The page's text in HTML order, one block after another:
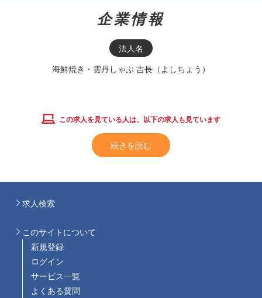
企業情報
法人名
海鮮焼き・雲丹しゃぶ 吉長（よしちょう）
この求人を見ている人は、以下の求人も見ています
続きを読む
求人検索
このサイトについて
新規登録
ログイン
サービス一覧
よくある質問